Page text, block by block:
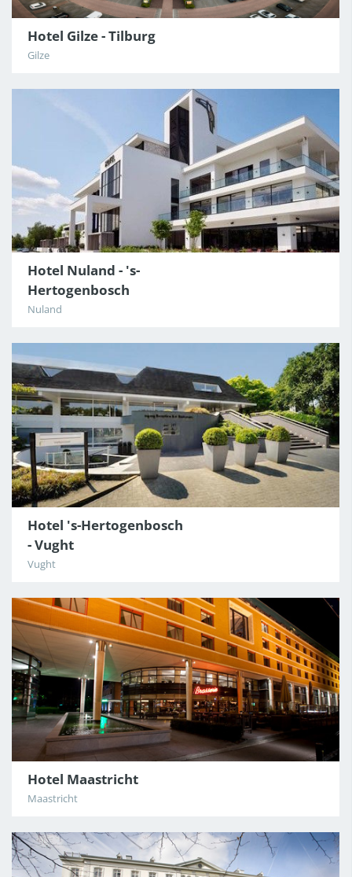
Hotel Gilze - Tilburg
Gilze
Hotel Nuland - 's-
Hertogenbosch
Nuland
Hotel 's-Hertogenbosch
- Vught
Vught
Hotel Maastricht
Maastricht